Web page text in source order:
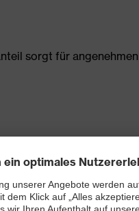
sorgt für
mit hohem